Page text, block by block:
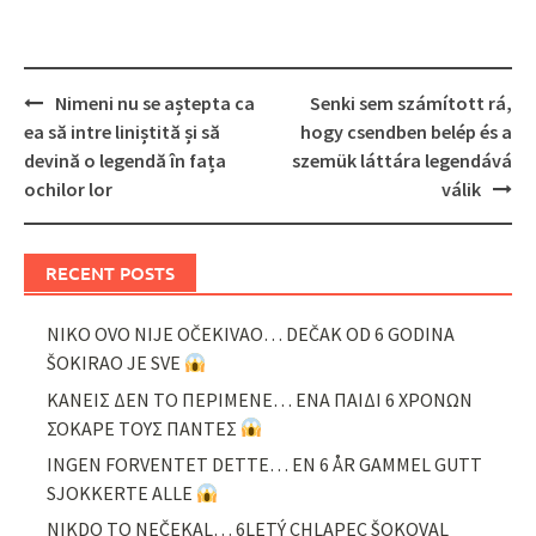
Post
navigation
Nimeni nu se aștepta ca
ea să intre liniștită și să
devină o legendă în fața
ochilor lor
Senki sem számított rá,
hogy csendben belép és a
szemük láttára legendává
válik
RECENT POSTS
NIKO OVO NIJE OČEKIVAO… DEČAK OD 6 GODINA
ŠOKIRAO JE SVE
ΚΑΝΕΙΣ ΔΕΝ ΤΟ ΠΕΡΙΜΕΝΕ… ΕΝΑ ΠΑΙΔΙ 6 ΧΡΟΝΩΝ
ΣΟΚΑΡΕ ΤΟΥΣ ΠΑΝΤΕΣ
INGEN FORVENTET DETTE… EN 6 ÅR GAMMEL GUTT
SJOKKERTE ALLE
NIKDO TO NEČEKAL… 6LETÝ CHLAPEC ŠOKOVAL